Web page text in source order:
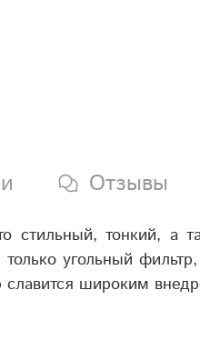
Отзывы
стильный, тонкий, а
угольный
широким